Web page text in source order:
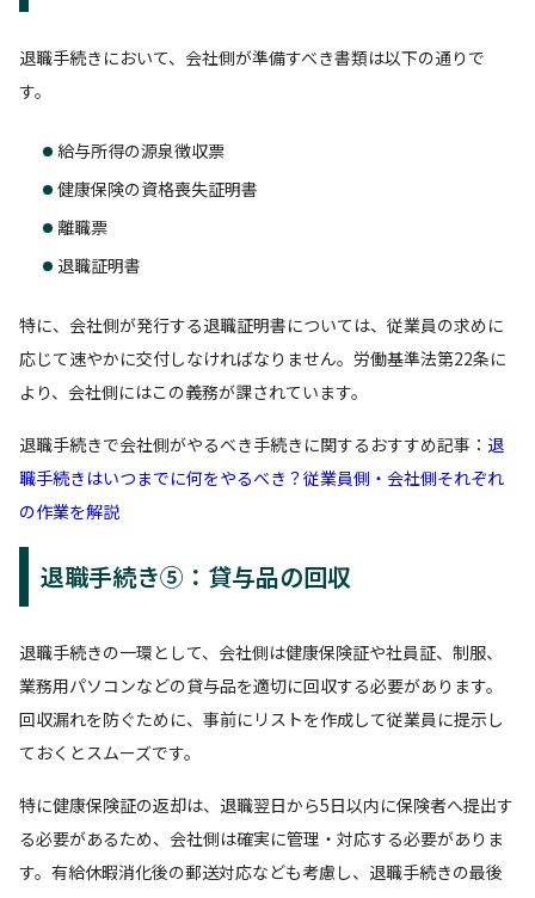
退職手続きにおいて、会社側が準備すべき書類は以下の通りで
す。
給与所得の源泉徴収票
健康保険の資格喪失証明書
離職票
退職証明書
特に、会社側が発行する退職証明書については、従業員の求めに
応じて速やかに交付しなければなりません。労働基準法第22条に
より、会社側にはこの義務が課されています。
退職手続きで会社側がやるべき手続きに関するおすすめ記事： 退
職手続きはいつまでに何をやるべき？従業員側・会社側それぞれ
の作業を解説
退職手続き⑤：貸与品の回収
退職手続きの一環として、会社側は健康保険証や社員証、制服、
業務用パソコンなどの貸与品を適切に回収する必要があります。
回収漏れを防ぐために、事前にリストを作成して従業員に提示し
ておくとスムーズです。
特に健康保険証の返却は、退職翌日から5日以内に保険者へ提出す
る必要があるため、会社側は確実に管理・対応する必要がありま
す。有給休暇消化後の郵送対応なども考慮し、退職手続きの最後